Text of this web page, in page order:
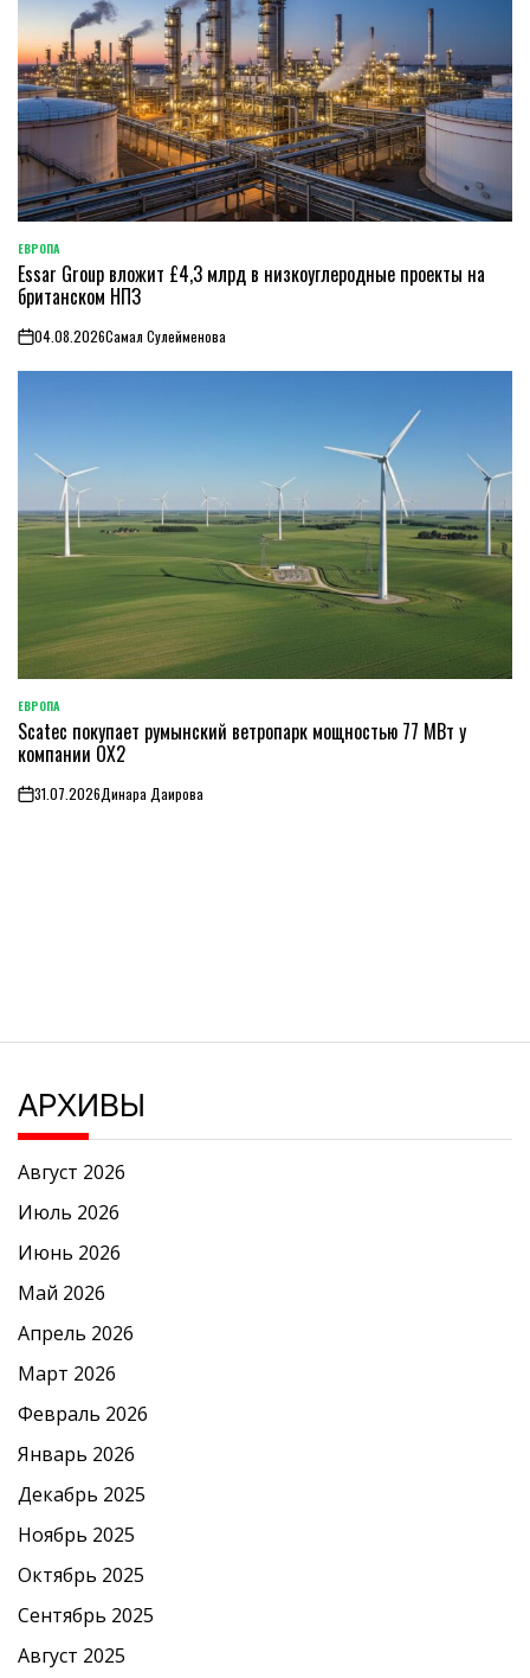
ОПУБЛИКОВАНО
В
ЕВРОПА
Essar Group вложит £4,3 млрд в низкоуглеродные проекты на
британском НПЗ
on04.08.2026Самал Сулейменова
ОПУБЛИКОВАНО
В
ЕВРОПА
Scatec покупает румынский ветропарк мощностью 77 МВт у
компании OX2
on31.07.2026Динара Даирова
АРХИВЫ
Август 2026
Июль 2026
Июнь 2026
Май 2026
Апрель 2026
Март 2026
Февраль 2026
Январь 2026
Декабрь 2025
Ноябрь 2025
Октябрь 2025
Сентябрь 2025
Август 2025